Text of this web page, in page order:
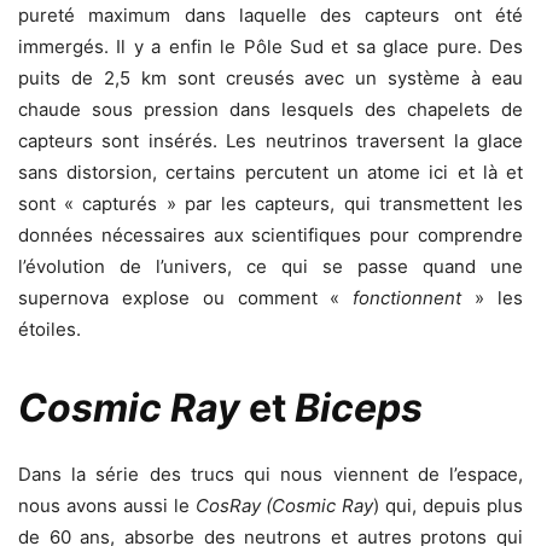
pureté maximum dans laquelle des capteurs ont été
immergés. Il y a enfin le Pôle Sud et sa glace pure. Des
puits de 2,5 km sont creusés avec un système à eau
chaude sous pression dans lesquels des chapelets de
capteurs sont insérés. Les neutrinos traversent la glace
sans distorsion, certains percutent un atome ici et là et
sont « capturés » par les capteurs, qui transmettent les
données nécessaires aux scientifiques pour comprendre
l’évolution de l’univers, ce qui se passe quand une
supernova explose ou comment « fonctionnent» les
étoiles.
Cosmic RayetBiceps
Dans la série des trucs qui nous viennent de l’espace,
nous avons aussi le CosRay (Cosmic Ray) qui, depuis plus
de 60 ans, absorbe des neutrons et autres protons qui